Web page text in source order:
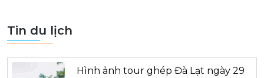
Tin du lịch
Hình ảnh tour ghép Đà Lạt ngày 29